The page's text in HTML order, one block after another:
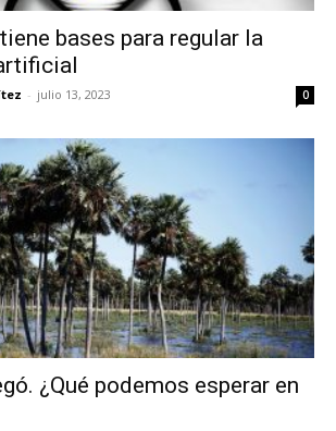
bases para regular la
- julio 13, 2023 0
¿Qué podemos esperar en